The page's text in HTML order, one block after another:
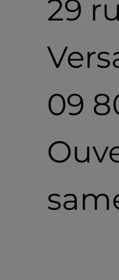
29
09